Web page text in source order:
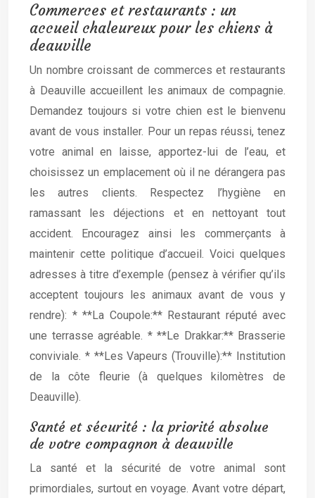
Commerces et restaurants : un
accueil chaleureux pour les chiens à
deauville
Un nombre croissant de commerces et restaurants
à Deauville accueillent les animaux de compagnie.
Demandez toujours si votre chien est le bienvenu
avant de vous installer. Pour un repas réussi, tenez
votre animal en laisse, apportez-lui de l’eau, et
choisissez un emplacement où il ne dérangera pas
les autres clients. Respectez l’hygiène en
ramassant les déjections et en nettoyant tout
accident. Encouragez ainsi les commerçants à
maintenir cette politique d’accueil. Voici quelques
adresses à titre d’exemple (pensez à vérifier qu’ils
acceptent toujours les animaux avant de vous y
rendre): * **La Coupole:** Restaurant réputé avec
une terrasse agréable. * **Le Drakkar:** Brasserie
conviviale. * **Les Vapeurs (Trouville):** Institution
de la côte fleurie (à quelques kilomètres de
Deauville).
Santé et sécurité : la priorité absolue
de votre compagnon à deauville
La santé et la sécurité de votre animal sont
primordiales, surtout en voyage. Avant votre départ,